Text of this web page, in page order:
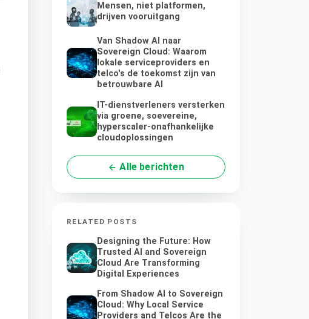
Mensen, niet platformen,
drijven vooruitgang
Van Shadow AI naar
Sovereign Cloud: Waarom
lokale serviceproviders en
telco's de toekomst zijn van
betrouwbare AI
IT-dienstverleners versterken
via groene, soevereine,
hyperscaler-onafhankelijke
cloudoplossingen
Alle berichten
RELATED POSTS
Designing the Future: How
Trusted AI and Sovereign
Cloud Are Transforming
Digital Experiences
From Shadow AI to Sovereign
Cloud: Why Local Service
Providers and Telcos Are the